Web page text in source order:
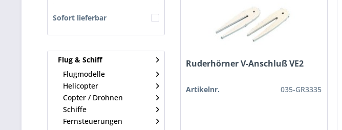
Sofort lieferbar
Flug & Schiff
Flugmodelle
Helicopter
Copter / Drohnen
Schiffe
Fernsteuerungen
Ruderhörner V-Anschluß VE2
Artikelnr. 035-GR3335